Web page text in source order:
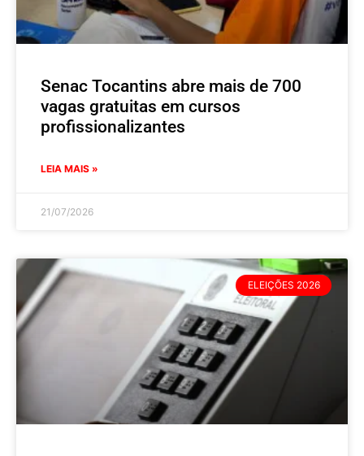
Senac Tocantins abre mais de 700
vagas gratuitas em cursos
profissionalizantes
LEIA MAIS »
21/07/2026
ELEIÇÕES 2026